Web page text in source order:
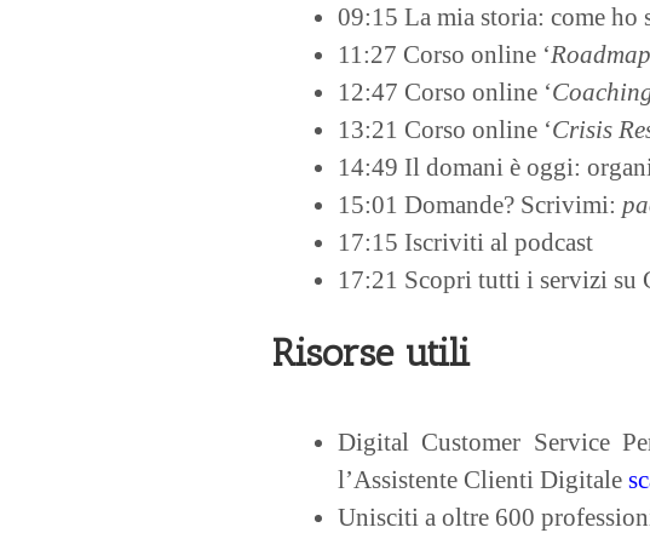
09:15 La mia storia: come
11:27 Corso online ‘
12:47 Corso online ‘
13:21 Corso online ‘Crisis
14:49 Il domani è oggi:
15:01 Domande? Scrivimi:
17:15 Iscriviti al podcast
17:21 Scopri tutti i servizi su
Risorse utili
Digital Customer Service
l’Assistente Clienti Digitale
Unisciti a oltre 600